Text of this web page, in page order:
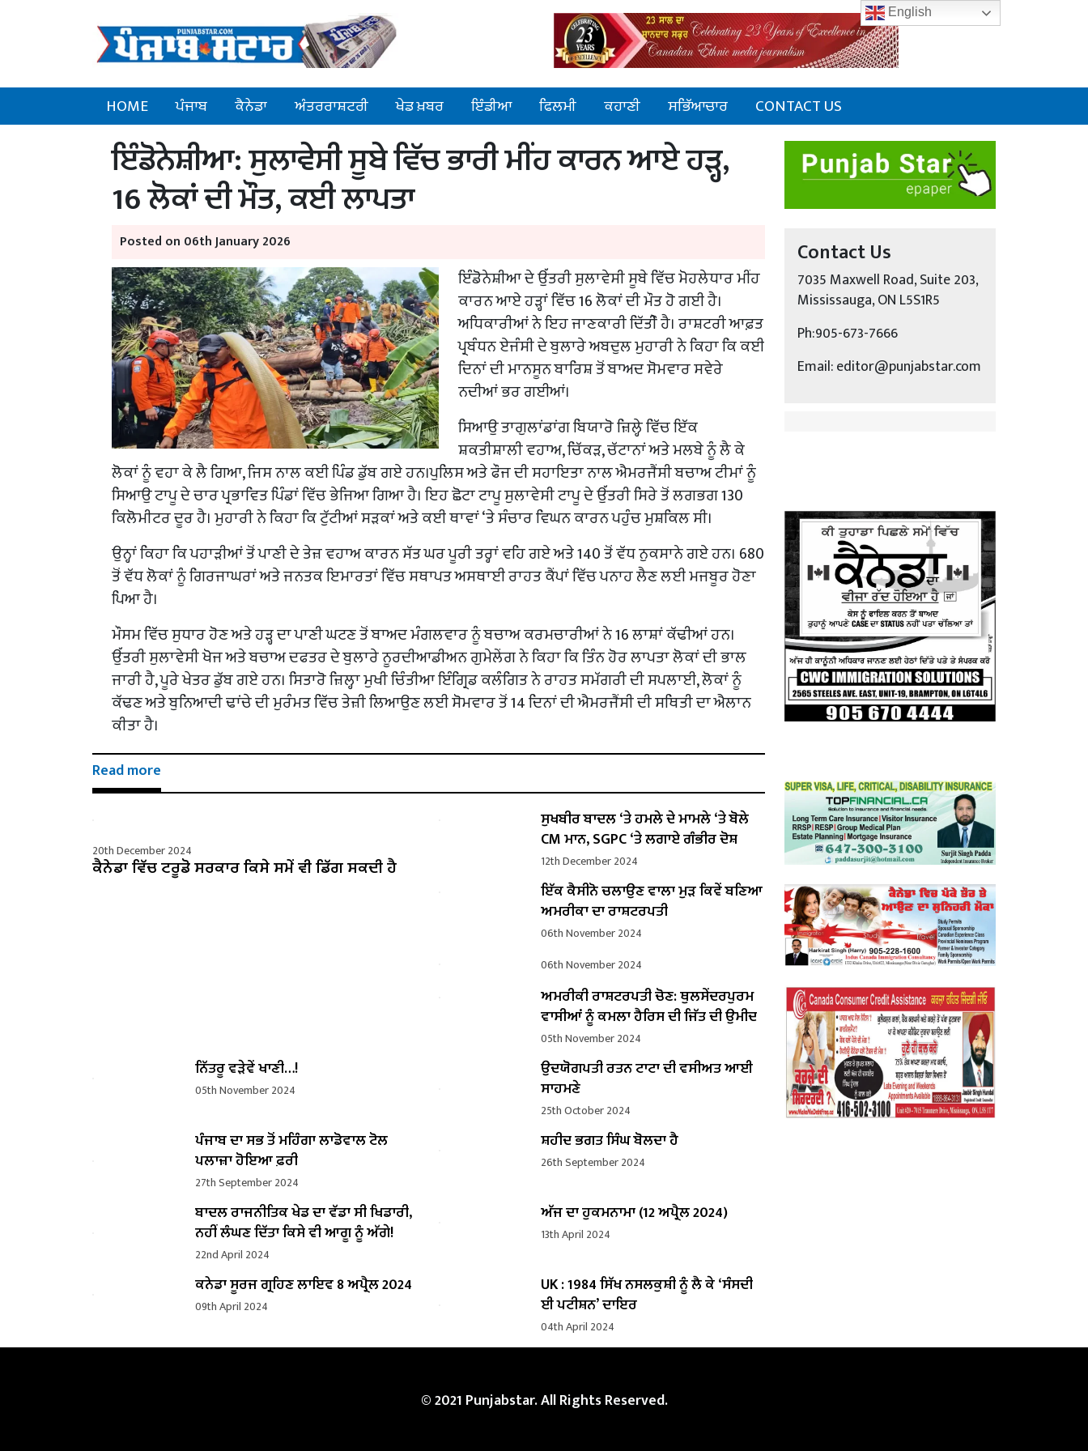
HOME ਪੰਜਾਬ ਕੈਨੇਡਾ ਅੰਤਰਰਾਸ਼ਟਰੀ ਖੇਡ ਖ਼ਬਰ ਇੰਡੀਆ ਫਿਲਮੀ ਕਹਾਣੀ ਸਭਿੱਆਚਾਰ CONTACT US
ਇੰਡੋਨੇਸ਼ੀਆ: ਸੁਲਾਵੇਸੀ ਸੂਬੇ ਵਿੱਚ ਭਾਰੀ ਮੀਂਹ ਕਾਰਨ ਆਏ ਹੜ੍ਹ,
16 ਲੋਕਾਂ ਦੀ ਮੌਤ, ਕਈ ਲਾਪਤਾ
Posted on 06th January 2026
ਇੰਡੋਨੇਸ਼ੀਆ ਦੇ ਉੱਤਰੀ ਸੁਲਾਵੇਸੀ ਸੂਬੇ ਵਿੱਚ ਮੋਹਲੇਧਾਰ ਮੀਂਹ
ਕਾਰਨ ਆਏ ਹੜ੍ਹਾਂ ਵਿੱਚ 16 ਲੋਕਾਂ ਦੀ ਮੌਤ ਹੋ ਗਈ ਹੈ।
ਅਧਿਕਾਰੀਆਂ ਨੇ ਇਹ ਜਾਣਕਾਰੀ ਦਿੱਤੀੌ ਹੈ। ਰਾਸ਼ਟਰੀ ਆਫ਼ਤ
ਪ੍ਰਬੰਧਨ ਏਜੰਸੀ ਦੇ ਬੁਲਾਰੇ ਅਬਦੁਲ ਮੁਹਾਰੀ ਨੇ ਕਿਹਾ ਕਿ ਕਈ
ਦਿਨਾਂ ਦੀ ਮਾਨਸੂਨ ਬਾਰਿਸ਼ ਤੋਂ ਬਾਅਦ ਸੋਮਵਾਰ ਸਵੇਰੇ
ਨਦੀਆਂ ਭਰ ਗਈਆਂ।
ਸਿਆਉ ਤਾਗੁਲਾਂਡਾਂਗ ਬਿਯਾਰੋ ਜ਼ਿਲ੍ਹੇ ਵਿੱਚ ਇੱਕ
ਸ਼ਕਤੀਸ਼ਾਲੀ ਵਹਾਅ, ਚਿੱਕੜ, ਚੱਟਾਨਾਂ ਅਤੇ ਮਲਬੇ ਨੂੰ ਲੈ ਕੇ
ਲੋਕਾਂ ਨੂੰ ਵਹਾ ਕੇ ਲੈ ਗਿਆ, ਜਿਸ ਨਾਲ ਕਈ ਪਿੰਡ ਡੁੱਬ ਗਏ ਹਨ।ਪੁਲਿਸ ਅਤੇ ਫੌਜ ਦੀ ਸਹਾਇਤਾ ਨਾਲ ਐਮਰਜੈਂਸੀ ਬਚਾਅ ਟੀਮਾਂ ਨੂੰ
ਸਿਆਉ ਟਾਪੂ ਦੇ ਚਾਰ ਪ੍ਰਭਾਵਿਤ ਪਿੰਡਾਂ ਵਿੱਚ ਭੇਜਿਆ ਗਿਆ ਹੈ। ਇਹ ਛੋਟਾ ਟਾਪੂ ਸੁਲਾਵੇਸੀ ਟਾਪੂ ਦੇ ਉੱਤਰੀ ਸਿਰੇ ਤੋਂ ਲਗਭਗ 130
ਕਿਲੋਮੀਟਰ ਦੂਰ ਹੈ। ਮੁਹਾਰੀ ਨੇ ਕਿਹਾ ਕਿ ਟੁੱਟੀਆਂ ਸੜਕਾਂ ਅਤੇ ਕਈ ਥਾਵਾਂ ‘ਤੇ ਸੰਚਾਰ ਵਿਘਨ ਕਾਰਨ ਪਹੁੰਚ ਮੁਸ਼ਕਿਲ ਸੀ।
ਉਨ੍ਹਾਂ ਕਿਹਾ ਕਿ ਪਹਾੜੀਆਂ ਤੋਂ ਪਾਣੀ ਦੇ ਤੇਜ਼ ਵਹਾਅ ਕਾਰਨ ਸੱਤ ਘਰ ਪੂਰੀ ਤਰ੍ਹਾਂ ਵਹਿ ਗਏ ਅਤੇ 140 ਤੋਂ ਵੱਧ ਨੁਕਸਾਨੇ ਗਏ ਹਨ। 680
ਤੋਂ ਵੱਧ ਲੋਕਾਂ ਨੂੰ ਗਿਰਜਾਘਰਾਂ ਅਤੇ ਜਨਤਕ ਇਮਾਰਤਾਂ ਵਿੱਚ ਸਥਾਪਤ ਅਸਥਾਈ ਰਾਹਤ ਕੈਂਪਾਂ ਵਿੱਚ ਪਨਾਹ ਲੈਣ ਲਈ ਮਜਬੂਰ ਹੋਣਾ
ਪਿਆ ਹੈ।
ਮੌਸਮ ਵਿੱਚ ਸੁਧਾਰ ਹੋਣ ਅਤੇ ਹੜ੍ਹ ਦਾ ਪਾਣੀ ਘਟਣ ਤੋਂ ਬਾਅਦ ਮੰਗਲਵਾਰ ਨੂੰ ਬਚਾਅ ਕਰਮਚਾਰੀਆਂ ਨੇ 16 ਲਾਸ਼ਾਂ ਕੱਢੀਆਂ ਹਨ।
ਉੱਤਰੀ ਸੁਲਾਵੇਸੀ ਖੋਜ ਅਤੇ ਬਚਾਅ ਦਫਤਰ ਦੇ ਬੁਲਾਰੇ ਨੂਰਦੀਆਡੀਅਨ ਗੁਮੇਲੇਂਗ ਨੇ ਕਿਹਾ ਕਿ ਤਿੰਨ ਹੋਰ ਲਾਪਤਾ ਲੋਕਾਂ ਦੀ ਭਾਲ
ਜਾਰੀ ਹੈ, ਪੂਰੇ ਖੇਤਰ ਡੁੱਬ ਗਏ ਹਨ। ਸਿਤਾਰੋ ਜ਼ਿਲ੍ਹਾ ਮੁਖੀ ਚਿੰਤੀਆ ਇੰਗ੍ਰਿਡ ਕਲੰਗਿਤ ਨੇ ਰਾਹਤ ਸਮੱਗਰੀ ਦੀ ਸਪਲਾਈ, ਲੋਕਾਂ ਨੂੰ
ਕੱਢਣ ਅਤੇ ਬੁਨਿਆਦੀ ਢਾਂਚੇ ਦੀ ਮੁਰੰਮਤ ਵਿੱਚ ਤੇਜ਼ੀ ਲਿਆਉਣ ਲਈ ਸੋਮਵਾਰ ਤੋਂ 14 ਦਿਨਾਂ ਦੀ ਐਮਰਜੈਂਸੀ ਦੀ ਸਥਿਤੀ ਦਾ ਐਲਾਨ
ਕੀਤਾ ਹੈ।
Read more
20th December 2024
ਕੈਨੇਡਾ ਵਿੱਚ ਟਰੂਡੋ ਸਰਕਾਰ ਕਿਸੇ ਸਮੇਂ ਵੀ ਡਿੱਗ ਸਕਦੀ ਹੈ
ਸੁਖਬੀਰ ਬਾਦਲ ‘ਤੇ ਹਮਲੇ ਦੇ ਮਾਮਲੇ ‘ਤੇ ਬੋਲੇ ​​
CM ਮਾਨ, SGPC ‘ਤੇ ਲਗਾਏ ਗੰਭੀਰ ਦੋਸ਼
12th December 2024
ਇੱਕ ਕੈਸੀਨੋ ਚਲਾਉਣ ਵਾਲਾ ਮੁੜ ਕਿਵੇਂ ਬਣਿਆ
ਅਮਰੀਕਾ ਦਾ ਰਾਸ਼ਟਰਪਤੀ
06th November 2024
06th November 2024
ਅਮਰੀਕੀ ਰਾਸ਼ਟਰਪਤੀ ਚੋਣ: ਥੁਲਸੇਂਦਰਪੁਰਮ
ਵਾਸੀਆਂ ਨੂੰ ਕਮਲਾ ਹੈਰਿਸ ਦੀ ਜਿੱਤ ਦੀ ਉਮੀਦ
05th November 2024
ਨਿੱਤਰੂ ਵੜੇਵੇਂ ਖਾਣੀ…!
05th November 2024
ਉਦਯੋਗਪਤੀ ਰਤਨ ਟਾਟਾ ਦੀ ਵਸੀਅਤ ਆਈ
ਸਾਹਮਣੇ
25th October 2024
ਪੰਜਾਬ ਦਾ ਸਭ ਤੋਂ ਮਹਿੰਗਾ ਲਾਡੋਵਾਲ ਟੋਲ
ਪਲਾਜ਼ਾ ਹੋਇਆ ਫ਼ਰੀ
27th September 2024
ਸ਼ਹੀਦ ਭਗਤ ਸਿੰਘ ਬੋਲਦਾ ਹੈ
26th September 2024
ਬਾਦਲ ਰਾਜਨੀਤਿਕ ਖੇਡ ਦਾ ਵੱਡਾ ਸੀ ਖਿਡਾਰੀ,
ਨਹੀਂ ਲੰਘਣ ਦਿੱਤਾ ਕਿਸੇ ਵੀ ਆਗੂ ਨੂੰ ਅੱਗੇ!
22nd April 2024
ਅੱਜ ਦਾ ਹੁਕਮਨਾਮਾ (12 ਅਪ੍ਰੈਲ 2024)
13th April 2024
ਕਨੇਡਾ ਸੂਰਜ ਗ੍ਰਹਿਣ ਲਾਇਵ 8 ਅਪ੍ਰੈਲ 2024
09th April 2024
UK : 1984 ਸਿੱਖ ਨਸਲਕੁਸ਼ੀ ਨੂੰ ਲੈ ਕੇ ‘ਸੰਸਦੀ
ਈ ਪਟੀਸ਼ਨ’ ਦਾਇਰ
04th April 2024
Contact Us
7035 Maxwell Road, Suite 203,
Mississauga, ON L5S1R5
Ph:905-673-7666
Email: editor@punjabstar.com
© 2021 Punjabstar. All Rights Reserved.
English